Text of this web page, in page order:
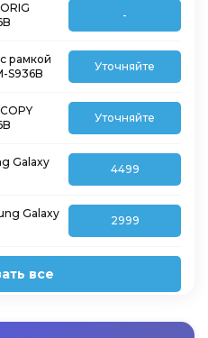
-
рамкой
S936B
Уточняйте
Уточняйте
Galaxy
4499
Galaxy
2999
все